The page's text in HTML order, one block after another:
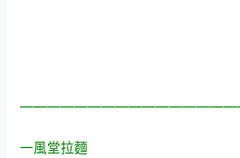
一風堂拉麵